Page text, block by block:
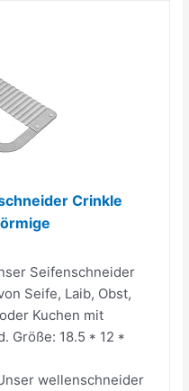
Crinkle
Seifenschneider
Seife, Laib, Obst,
Kuchen mit
Größe: 18.5 * 12 *
wellenschneider